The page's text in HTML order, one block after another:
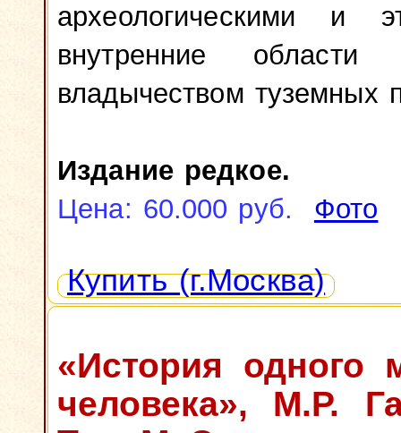
археологическими и
внутренние
владычеством туземных
Издание редкое.
Цена: 60.000 руб. Фото
Купить (г.Москва)
«История одного
человека», М.Р.